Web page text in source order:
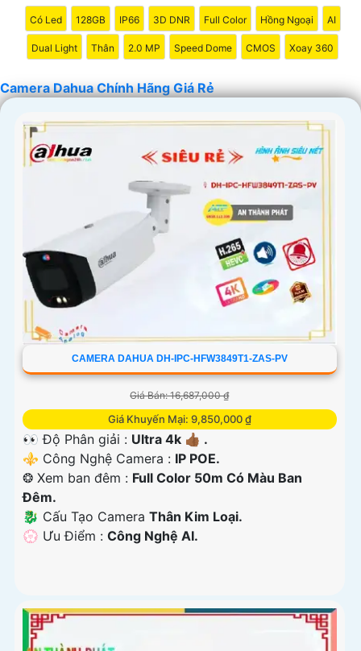
Có Led 128GB IP66 3D DNR Full Color Hồng Ngoại AI
Dual Light Thân 2.0 MP Speed Dome CMOS Xoay 360
Camera Dahua Chính Hãng Giá Rẻ
CAMERA DAHUA DH-IPC-HFW3849T1-ZAS-PV
Giá Bán: 16,687,000 ₫
Giá Khuyến Mại: 9,850,000 ₫
👀 Độ Phân giải : Ultra 4k 👍🏾 .
⚜️ Công Nghệ Camera : IP POE.
❂ Xem ban đêm : Full Color 50m Có Màu Ban
Đêm.
🐉️ Cấu Tạo Camera Thân Kim Loại.
️💮 Ưu Điểm : Công Nghệ AI.